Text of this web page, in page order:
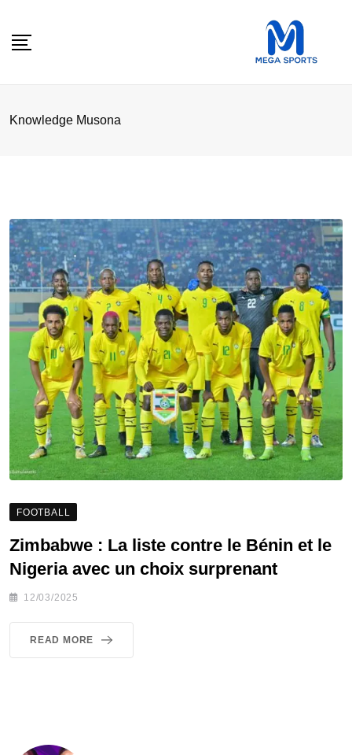
Knowledge Musona
FOOTBALL
Zimbabwe : La liste contre le Bénin et le
Nigeria avec un choix surprenant
12/03/2025
READ MORE